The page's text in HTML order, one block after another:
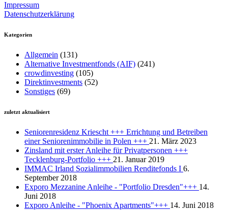
Impressum
Datenschutzerklärung
Kategorien
Allgemein (131)
Alternative Investmentfonds (AIF) (241)
crowdinvesting (105)
Direktinvestments (52)
Sonstiges (69)
zuletzt aktualisiert
Seniorenresidenz Kriescht +++ Errichtung und Betreiben
einer Seniorenimmobilie in Polen +++ 21. März 2023
Zinsland mit erster Anleihe für Privatpersonen +++
Tecklenburg-Portfolio +++ 21. Januar 2019
IMMAC Irland Sozialimmobilien Renditefonds I 6.
September 2018
Exporo Mezzanine Anleihe - "Portfolio Dresden"+++ 14.
Juni 2018
Exporo Anleihe - "Phoenix Apartments"+++ 14. Juni 2018